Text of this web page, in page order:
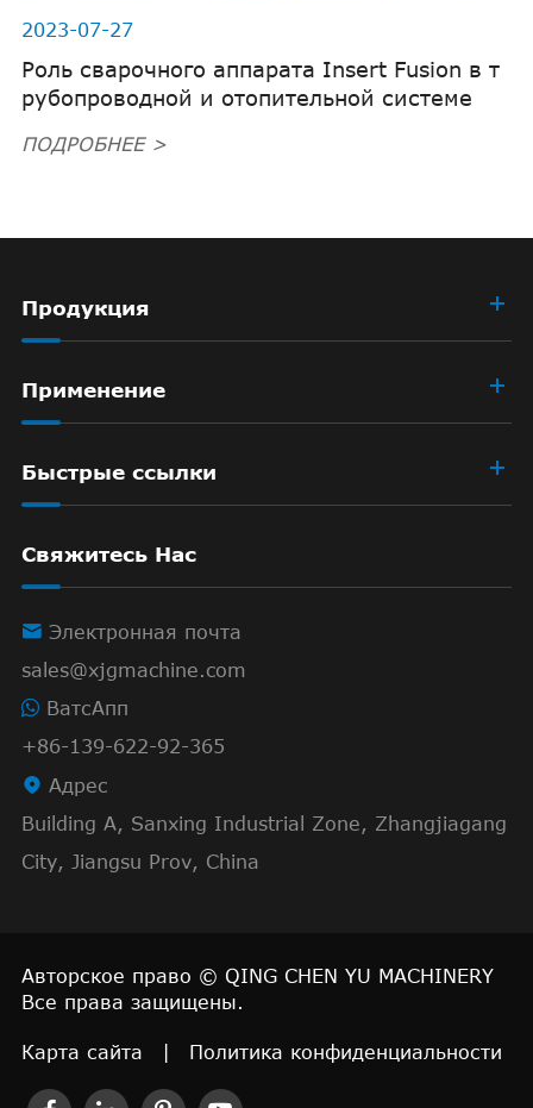
2023-07-27
Роль сварочного аппарата Insert Fusion в т
рубопроводной и отопительной системе
ПОДРОБНЕЕ >
Продукция
Применение
Быстрые ссылки
Свяжитесь Нас
 Электронная почта
sales@xjgmachine.com
ВатсАпп
+86-139-622-92-365
 Адрес
Building A, Sanxing Industrial Zone, Zhangjiagang
City, Jiangsu Prov, China
Авторское право © QING CHEN YU MACHINERY
Все права защищены.
Карта сайта Политика конфиденциальности